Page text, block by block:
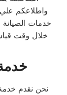
واطلاعكم
خدمات الصيانة
خلال وقت